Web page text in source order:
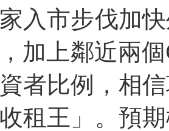
入市步伐加
加上鄰近兩
者比例，相
租王」。預